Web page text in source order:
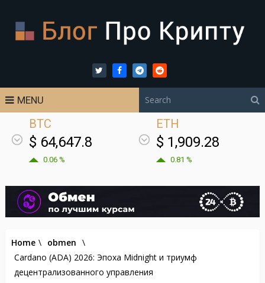
MENU
BTC
$ 64,647.8
0.06 %
ETH
$ 1,909.28
0.81 %
Home \ obmen \
Cardano (ADA) 2026: Эпоха Midnight и триумф
децентрализованного управления